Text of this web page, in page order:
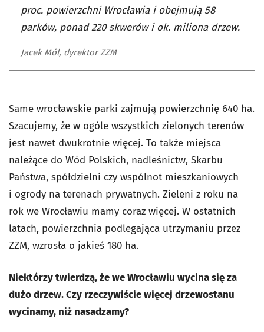
proc. powierzchni Wrocławia i obejmują 58
parków, ponad 220 skwerów i ok. miliona drzew.
Jacek Mól, dyrektor ZZM
Same wrocławskie parki zajmują powierzchnię 640 ha.
Szacujemy, że w ogóle wszystkich zielonych terenów
jest nawet dwukrotnie więcej. To także miejsca
należące do Wód Polskich, nadleśnictw, Skarbu
Państwa, spółdzielni czy wspólnot mieszkaniowych
i ogrody na terenach prywatnych. Zieleni z roku na
rok we Wrocławiu mamy coraz więcej. W ostatnich
latach, powierzchnia podlegająca utrzymaniu przez
ZZM, wzrosła o jakieś 180 ha.
Niektórzy twierdzą, że we Wrocławiu wycina się za
dużo drzew. Czy rzeczywiście więcej drzewostanu
wycinamy, niż nasadzamy?